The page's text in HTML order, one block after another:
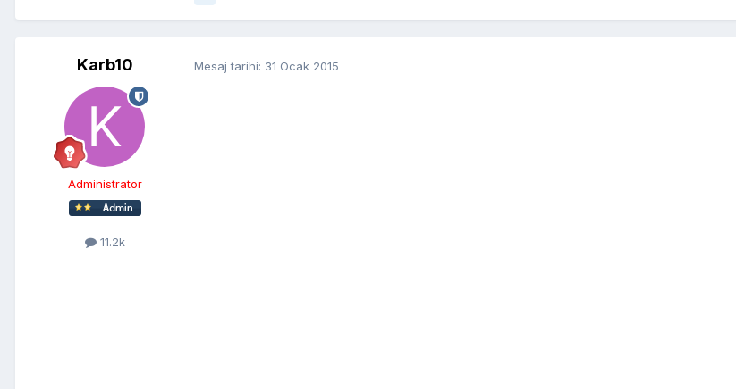
Karb10
Administrator
11.2k
Mesaj tarihi: 31 Ocak 2015